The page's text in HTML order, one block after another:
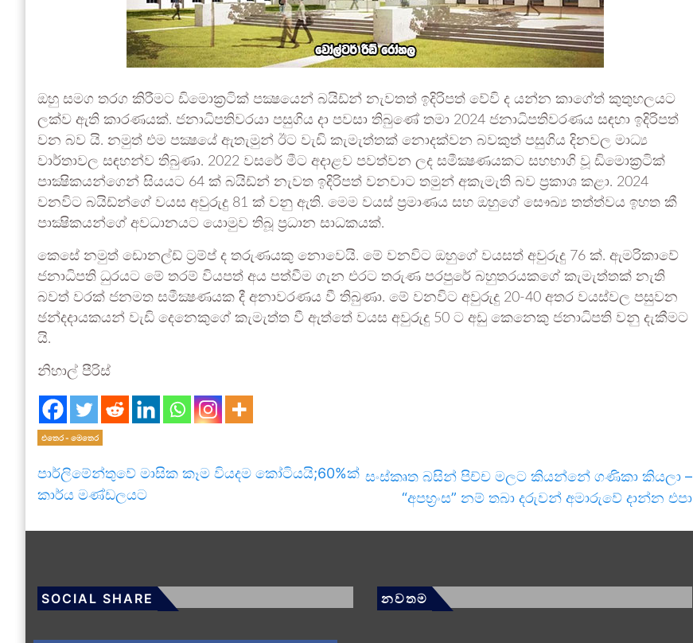
ඔහු සමග තරග කිරීමට ඩිමොක්‍රටික් පක්‍ෂයෙන් බයිඩ්න් නැවතත් ඉදිරිපත් වේවි ද යන්න කාගේත් කුතුහලයට
ලක්ව ඇති කාරණයක්. ජනාධිපතිවරයා පසුගිය දා පවසා තිබුණේ තමා 2024 ජනාධිපතිවරණය සඳහා ඉදිරිපත්
වන බව යි. නමුත් එම පක්‍ෂයේ ඇතැමුන් ඊට වැඩි කැමැත්තක් නොදක්වන බවකුත් පසුගිය දිනවල මාධ්‍ය
වාර්තාවල සඳහන්ව තිබුණා. 2022 වසරේ මීට අදාළව පවත්වන ලද සමීක්‍ෂණයකට සහභාගි වූ ඩිමොක්‍රටික්
පාක්‍ෂිකයන්ගෙන් සියයට 64 ක් බයිඩ්න් නැවත ඉදිරිපත් වනවාට තමුන් අකැමැති බව ප්‍රකාශ කළා. 2024
වනවිට බයිඩ්න්ගේ වයස අවුරුදු 81 ක් වනු ඇති. මෙම වයස් ප්‍රමාණය සහ ඔහුගේ සෞඛ්‍ය තත්ත්වය ඉහත කී
පාක්‍ෂිකයන්ගේ අවධානයට යොමුව තිබූ ප්‍රධාන සාධකයක්.
කෙසේ නමුත් ඩොනල්ඩ් ට්‍රම්ප් ද තරුණයකු නොවෙයි. මේ වනවිට ඔහුගේ වයසත් අවුරුදු 76 ක්. ඇමරිකාවේ
ජනාධිපති ධුරයට මේ තරම් වියපත් අය පත්වීම ගැන එරට තරුණ පරපුරේ බහුතරයකගේ කැමැත්තක් නැති
බවත් වරක් ජනමත සමීක්‍ෂණයක දී අනාවරණය වී තිබුණා. මේ වනවිට අවුරුදු 20-40 අතර වයස්වල පසුවන
ඡන්දදායකයන් වැඩි දෙනෙකුගේ කැමැත්ත වී ඇත්තේ වයස අවුරුදු 50 ට අඩු කෙනෙකු ජනාධිපති වනු දැකීමට
යි.
නිහාල් පීරිස්
එතෙර - මෙතෙර
පාර්ලිමේන්තුවේ මාසික කෑම වියදම කෝටියයි;60%ක්
කාර්ය මණ්ඩලයට
සංස්කෘත බසින් පිච්ච මලට කියන්නේ ගණිකා කියලා –
“අපභ්‍රංස” නම් තබා දරුවන් අමාරුවේ දාන්න එපා
SOCIAL SHARE නවතම